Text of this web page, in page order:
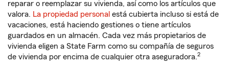
reparar o reemplazar su vivienda, así como los artículos que
valora. La propiedad personal está cubierta incluso si está de
vacaciones, está haciendo gestiones o tiene artículos
guardados en un almacén. Cada vez más propietarios de
vivienda eligen a State Farm como su compañía de seguros
de vivienda por encima de cualquier otra aseguradora.2